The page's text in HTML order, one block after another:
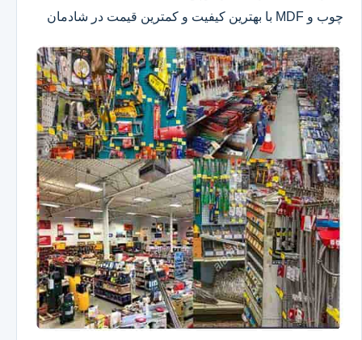
چوب و MDF با بهترین کیفیت و کمترین قیمت در شادمان